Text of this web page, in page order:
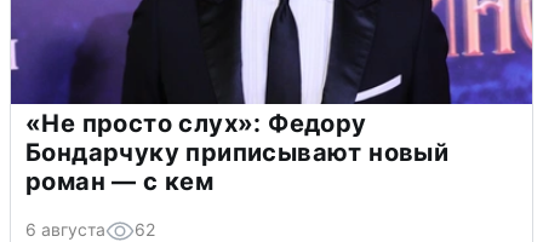
«Не просто слух»: Федору
Бондарчуку приписывают новый
роман — с кем
6 августа 62